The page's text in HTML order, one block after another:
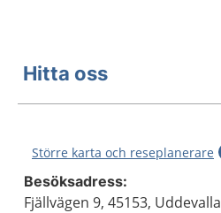
Hitta oss
Större karta och reseplanerare
Besöksadress:
Fjällvägen 9, 45153, Uddevalla